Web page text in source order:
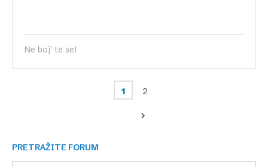
Ne boj' te se!
1 2
PRETRAŽITE FORUM